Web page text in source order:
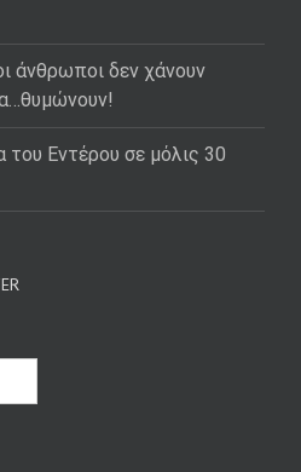
άνθρωποι δεν χάνουν
του Εντέρου σε μόλις 30